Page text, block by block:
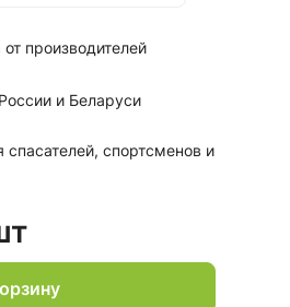
производителей
и Беларуси
спасателей, спортсменов и